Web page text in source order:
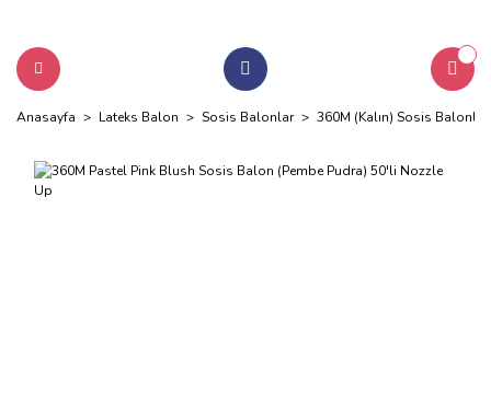
Anasayfa Lateks Balon Sosis Balonlar 360M (Kalın) Sosis Balonlar